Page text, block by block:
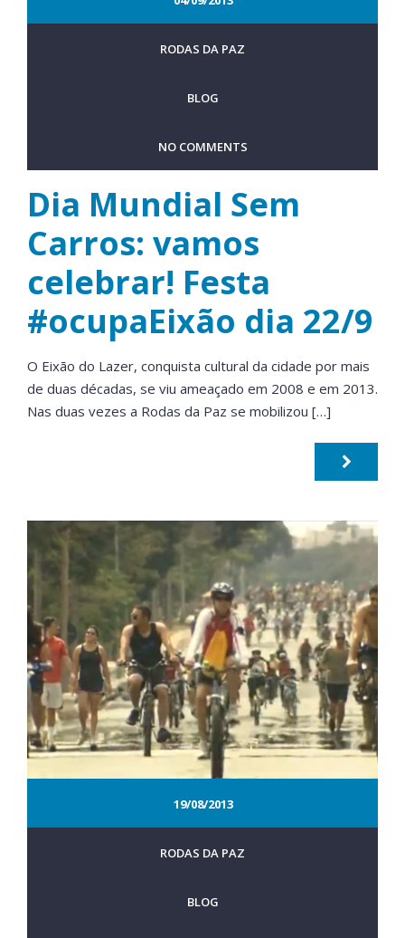
RODAS DA PAZ
BLOG
NO COMMENTS
Dia Mundial Sem
Carros: vamos
celebrar! Festa
#ocupaEixão dia 22/9
O Eixão do Lazer, conquista cultural da cidade por mais
de duas décadas, se viu ameaçado em 2008 e em 2013.
Nas duas vezes a Rodas da Paz se mobilizou […]
19/08/2013
RODAS DA PAZ
BLOG